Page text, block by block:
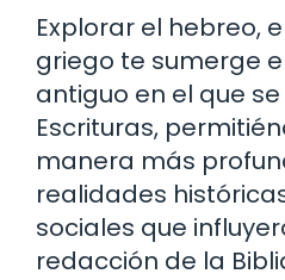
Explorar el hebreo,
griego te sumerge
antiguo en el que
Escrituras,
manera más
realidades
sociales que
redacción de la